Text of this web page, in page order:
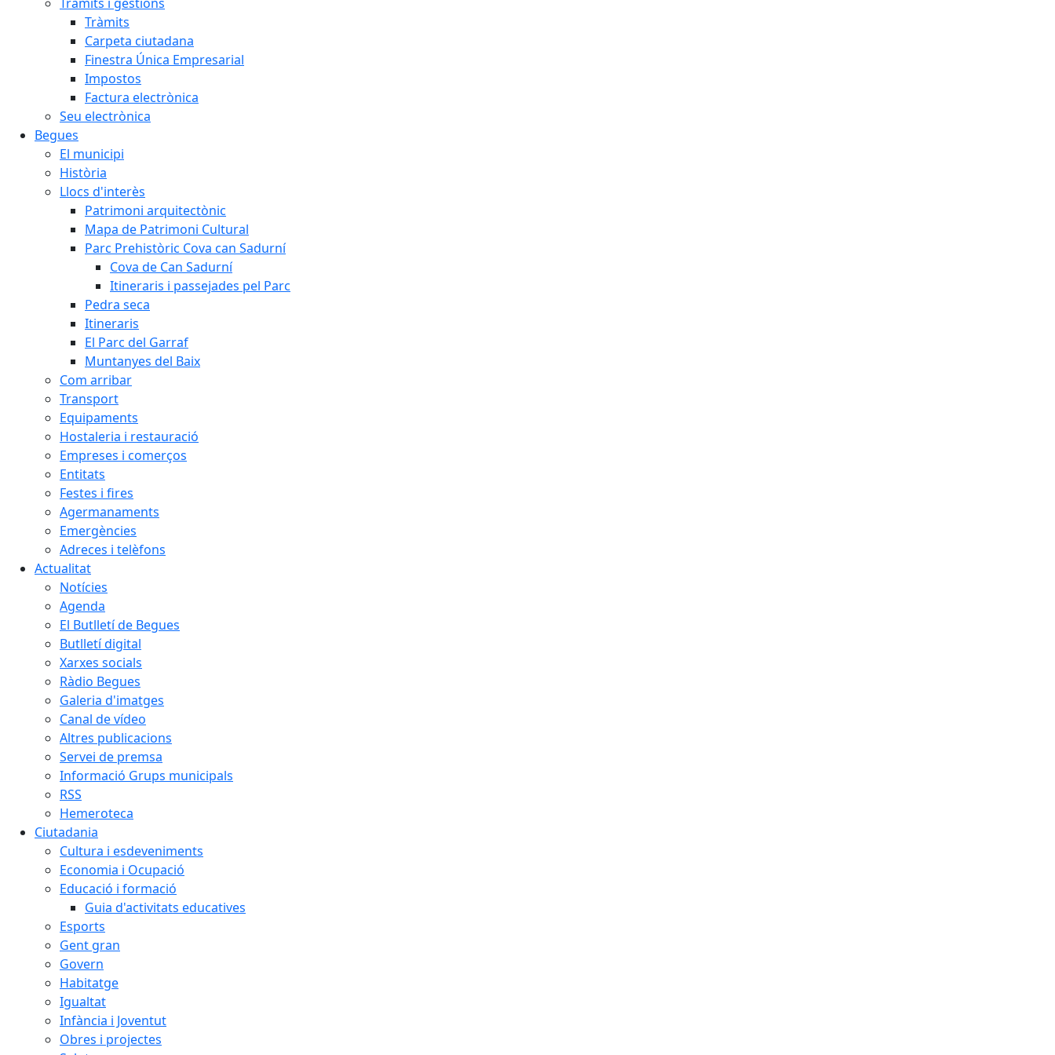
Tràmits
Carpeta ciutadana
Finestra Única Empresarial
Impostos
Factura electrònica
Seu electrònica
Begues
El municipi
Història
Llocs d'interès
Patrimoni arquitectònic
Mapa de Patrimoni Cultural
Parc Prehistòric Cova can Sadurní
Cova de Can Sadurní
Itineraris i passejades pel Parc
Pedra seca
Itineraris
El Parc del Garraf
Muntanyes del Baix
Com arribar
Transport
Equipaments
Hostaleria i restauració
Empreses i comerços
Entitats
Festes i fires
Agermanaments
Emergències
Adreces i telèfons
Actualitat
Notícies
Agenda
El Butlletí de Begues
Butlletí digital
Xarxes socials
Ràdio Begues
Galeria d'imatges
Canal de vídeo
Altres publicacions
Servei de premsa
Informació Grups municipals
RSS
Hemeroteca
Ciutadania
Cultura i esdeveniments
Economia i Ocupació
Educació i formació
Guia d'activitats educatives
Esports
Gent gran
Govern
Habitatge
Igualtat
Infància i Joventut
Obres i projectes